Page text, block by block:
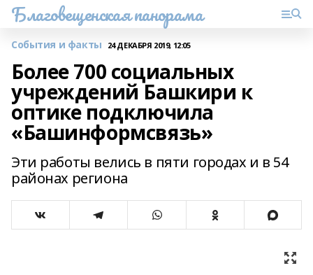
Благовещенская панорама
События и факты 24 ДЕКАБРЯ 2019, 12:05
Более 700 социальных
учреждений Башкири к
оптике подключила
«Башинформсвязь»
Эти работы велись в пяти городах и в 54
районах региона